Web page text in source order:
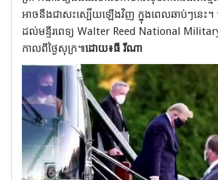
អាចនឹងជាសះស្បើយឡើងវិញ ក្នុងពេលឆាប់ៗនេះ។
ដល់មន្ទីរពេទ្យ Walter Reed National
កាលពីថ្ងៃសុក្រ៕ដោយ៖ធី រីណា